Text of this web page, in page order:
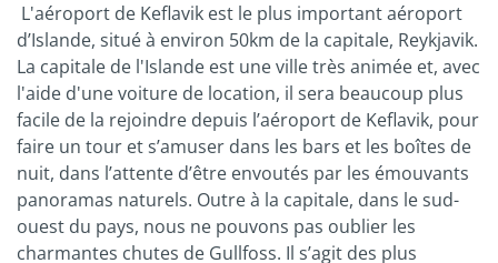
L'aéroport de Keflavik est le plus important aéroport
d’Islande, situé à environ 50km de la capitale, Reykjavik.
La capitale de l'Islande est une ville très animée et, avec
l'aide d'une voiture de location, il sera beaucoup plus
facile de la rejoindre depuis l’aéroport de Keflavik, pour
faire un tour et s’amuser dans les bars et les boîtes de
nuit, dans l’attente d’être envoutés par les émouvants
panoramas naturels. Outre à la capitale, dans le sud-
ouest du pays, nous ne pouvons pas oublier les
charmantes chutes de Gullfoss. Il s’agit des plus